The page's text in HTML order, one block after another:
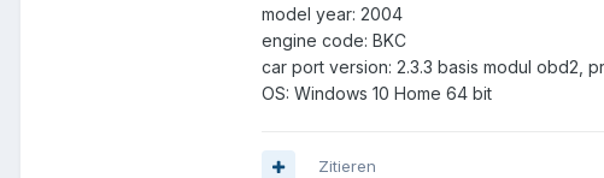
model year: 2004
engine code: BKC
car port version: 2.3.3 basis modul obd2,
OS: Windows 10 Home 64 bit
Zitieren